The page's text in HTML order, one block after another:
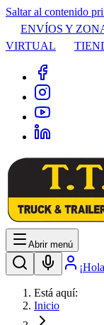
Saltar al contenido
ENVÍOS Y
VIRTUAL
Abrir menú
Está aquí:
Inicio